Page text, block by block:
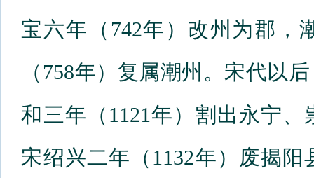
宝六年（742年）改州为郡，
（758年）复属潮州。宋代以
和三年（1121年）割出永宁
宋绍兴二年（1132年）废揭